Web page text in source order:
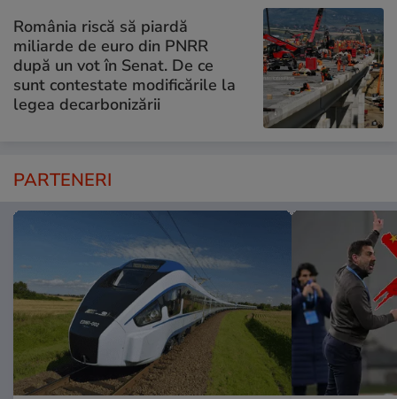
România riscă să piardă
miliarde de euro din PNRR
după un vot în Senat. De ce
sunt contestate modificările la
legea decarbonizării
PARTENERI